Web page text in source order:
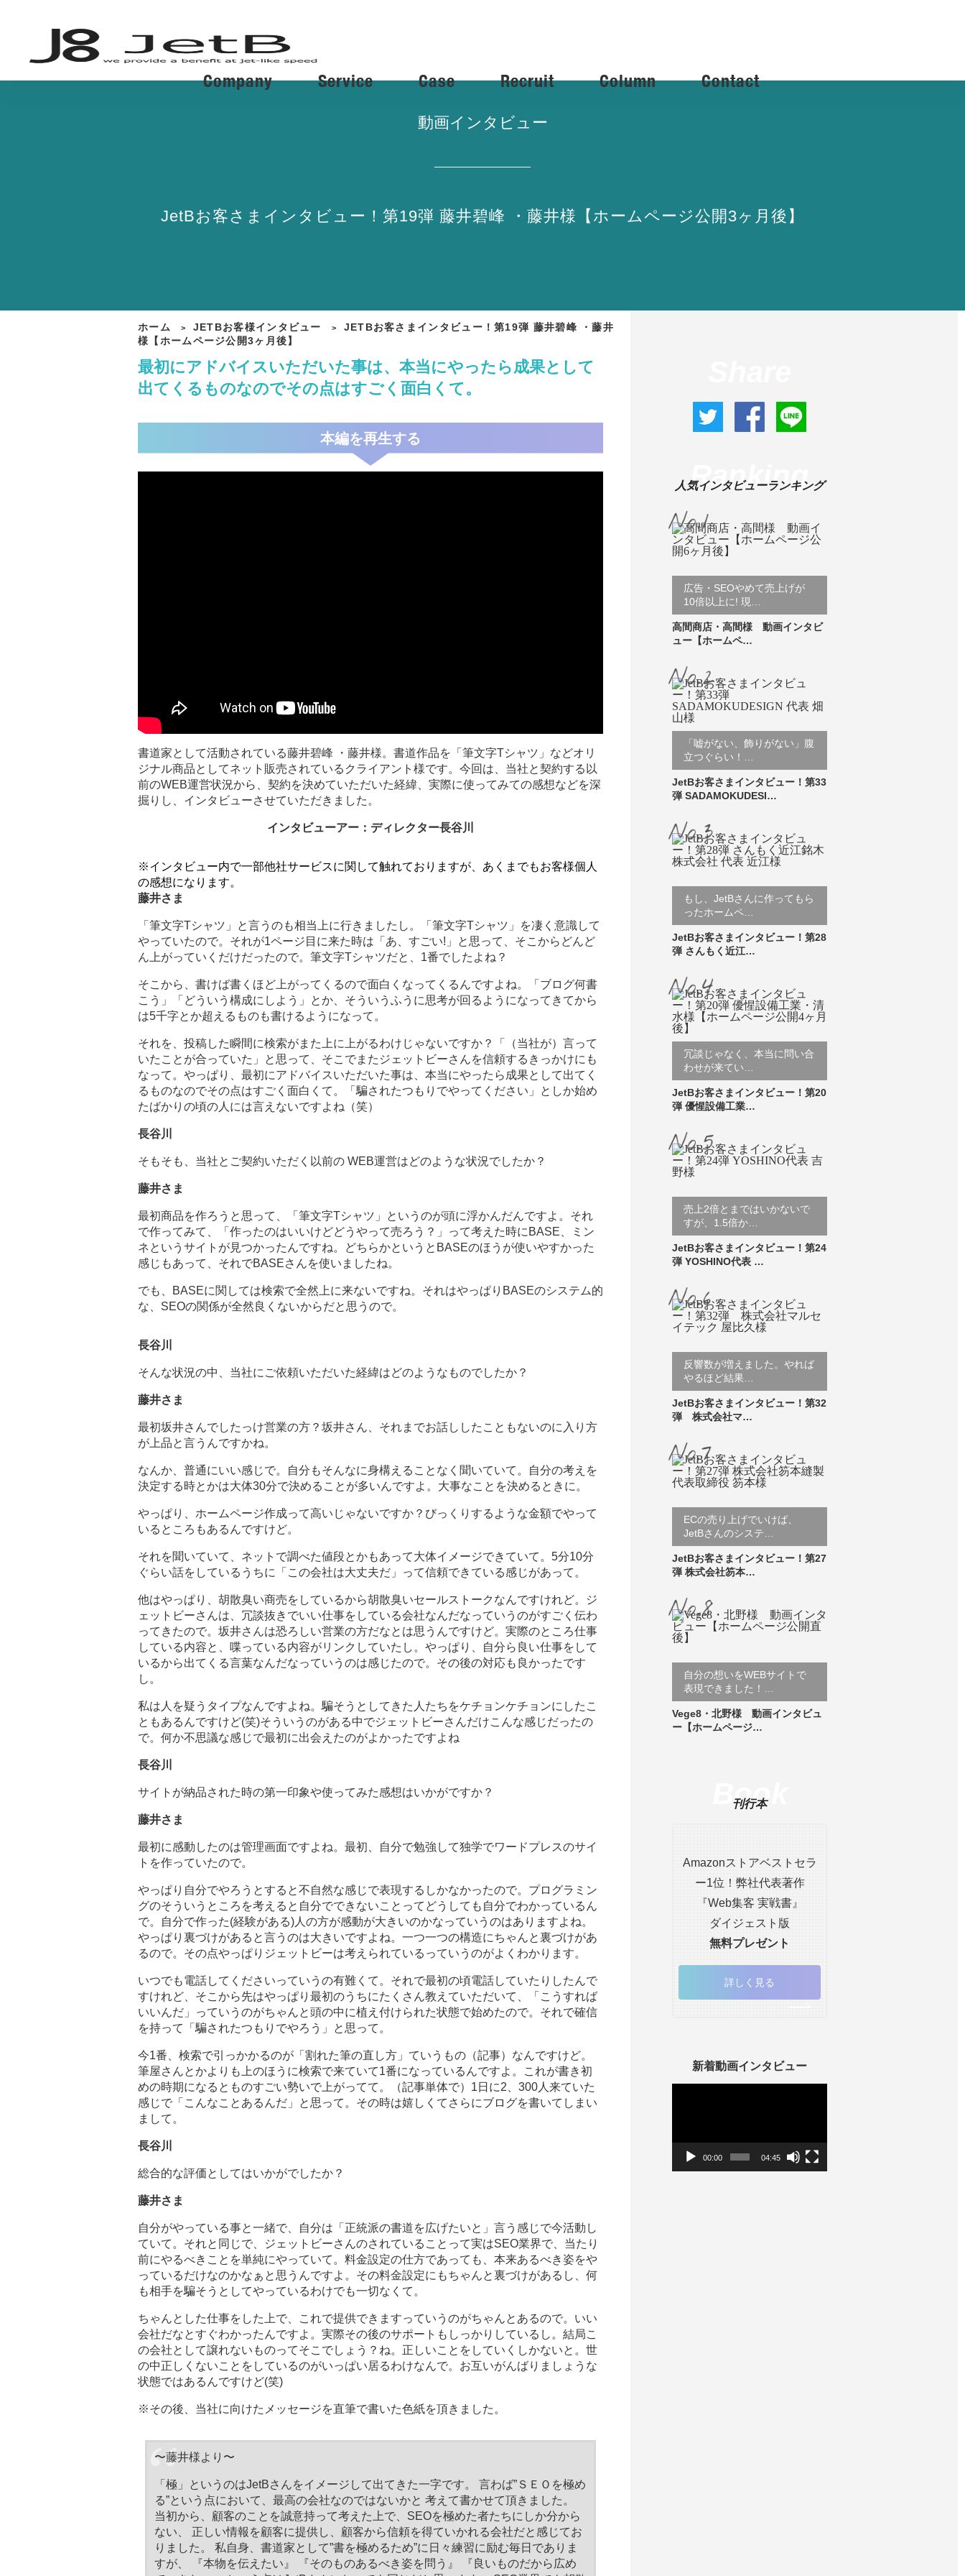
Company Service Case Recruit Column Contact
JetBお客さまインタビュー！第19弾 藤井碧峰 ・藤井様【ホームページ公開3ヶ月後】
動画インタビュー
ホーム > JETBお客様インタビュー >
JETBお客さまインタビュー！第19弾 藤井碧峰 ・藤井
様【ホームページ公開3ヶ月後】
最初にアドバイスいただいた事は、本当にやったら成果として
出てくるものなのでその点はすごく面白くて。
本編を再生する
書道家として活動されている藤井碧峰 ・藤井様。書道作品を「筆文字Tシャツ」などオリ
ジナル商品としてネット販売されているクライアント様です。今回は、当社と契約する以
前のWEB運営状況から、契約を決めていただいた経緯、実際に使ってみての感想などを深
掘りし、インタビューさせていただきました。
インタビューアー：ディレクター長谷川
※インタビュー内で一部他社サービスに関して触れておりますが、あくまでもお客様個人
の感想になります。
藤井さま
「筆文字Tシャツ」と言うのも相当上に行きましたし。「筆文字Tシャツ」を凄く意識して
やっていたので。それが1ページ目に来た時は「あ、すごい!」と思って、そこからどんど
ん上がっていくだけだったので。筆文字Tシャツだと、1番でしたよね？
そこから、書けば書くほど上がってくるので面白くなってくるんですよね。「ブログ何書
こう」「どういう構成にしよう」とか、そういうふうに思考が回るようになってきてから
は5千字とか超えるものも書けるようになって。
それを、投稿した瞬間に検索がまた上に上がるわけじゃないですか？「（当社が）言って
いたことが合っていた」と思って、そこでまたジェットビーさんを信頼するきっかけにも
なって。やっぱり、最初にアドバイスいただいた事は、本当にやったら成果として出てく
るものなのでその点はすごく面白くて。「騙されたつもりでやってください」としか始め
たばかりの頃の人には言えないですよね（笑）
長谷川
そもそも、当社とご契約いただく以前の WEB運営はどのような状況でしたか？
藤井さま
最初商品を作ろうと思って、「筆文字Tシャツ」というのが頭に浮かんだんですよ。それ
で作ってみて、「作ったのはいいけどどうやって売ろう？」って考えた時にBASE、ミン
ネというサイトが見つかったんですね。どちらかというとBASEのほうが使いやすかった
感じもあって、それでBASEさんを使いましたね。
でも、BASEに関しては検索で全然上に来ないですね。それはやっぱりBASEのシステム的
な、SEOの関係が全然良くないからだと思うので。
長谷川
そんな状況の中、当社にご依頼いただいた経緯はどのようなものでしたか？
藤井さま
最初坂井さんでしたっけ営業の方？坂井さん、それまでお話ししたこともないのに入り方
が上品と言うんですかね。
なんか、普通にいい感じで。自分もそんなに身構えることなく聞いていて。自分の考えを
決定する時とかは大体30分で決めることが多いんですよ。大事なことを決めるときに。
やっぱり、ホームページ作成って高いじゃないですか？びっくりするような金額でやって
いるところもあるんですけど。
それを聞いていて、ネットで調べた値段とかもあって大体イメージできていて。5分10分
ぐらい話をしているうちに「この会社は大丈夫だ」って信頼できている感じがあって。
他はやっぱり、胡散臭い商売をしているから胡散臭いセールストークなんですけれど。ジ
ェットビーさんは、冗談抜きでいい仕事をしている会社なんだなっていうのがすごく伝わ
ってきたので。坂井さんは恐ろしい営業の方だなとは思うんですけど。実際のところ仕事
している内容と、喋っている内容がリンクしていたし。やっぱり、自分ら良い仕事をして
いるから出てくる言葉なんだなっていうのは感じたので。その後の対応も良かったです
し。
私は人を疑うタイプなんですよね。騙そうとしてきた人たちをケチョンケチョンにしたこ
ともあるんですけど(笑)そういうのがある中でジェットビーさんだけこんな感じだったの
で。何か不思議な感じで最初に出会えたのがよかったですよね
長谷川
サイトが納品された時の第一印象や使ってみた感想はいかがですか？
藤井さま
最初に感動したのは管理画面ですよね。最初、自分で勉強して独学でワードプレスのサイ
トを作っていたので。
やっぱり自分でやろうとすると不自然な感じで表現するしかなかったので。プログラミン
グのそういうところを考えると自分でできないことってどうしても自分でわかっているん
で。自分で作った(経験がある)人の方が感動が大きいのかなっていうのはありますよね。
やっぱり裏づけがあると言うのは大きいですよね。一つ一つの構造にちゃんと裏づけがあ
るので。その点やっぱりジェットビーは考えられているっていうのがよくわかります。
いつでも電話してくださいっていうの有難くて。それで最初の頃電話していたりしたんで
すけれど、そこから先はやっぱり最初のうちにたくさん教えていただいて、「こうすれば
いいんだ」っていうのがちゃんと頭の中に植え付けられた状態で始めたので。それで確信
を持って「騙されたつもりでやろう」と思って。
今1番、検索で引っかかるのが「割れた筆の直し方」ていうもの（記事）なんですけど。
筆屋さんとかよりも上のほうに検索で来ていて1番になっているんですよ。これが書き初
めの時期になるとものすごい勢いで上がってて。（記事単体で）1日に2、300人来ていた
感じで「こんなことあるんだ」と思って。その時は嬉しくてさらにブログを書いてしまい
まして。
長谷川
総合的な評価としてはいかがでしたか？
藤井さま
自分がやっている事と一緒で、自分は「正統派の書道を広げたいと」言う感じで今活動し
ていて。それと同じで、ジェットビーさんのされていることって実はSEO業界で、当たり
前にやるべきことを単純にやっていて。料金設定の仕方であっても、本来あるべき姿をや
っているだけなのかなぁと思うんですよ。その料金設定にもちゃんと裏づけがあるし、何
も相手を騙そうとしてやっているわけでも一切なくて。
ちゃんとした仕事をした上で、これで提供できますっていうのがちゃんとあるので。いい
会社だなとすぐわかったんですよ。実際その後のサポートもしっかりしているし。結局こ
の会社として譲れないものってそこでしょう？ね。正しいことをしていくしかないと。世
の中正しくないことをしているのがいっぱい居るわけなんで。お互いがんばりましょうな
状態ではあるんですけど(笑)
※その後、当社に向けたメッセージを直筆で書いた色紙を頂きました。
〜藤井様より〜
「極」というのはJetBさんをイメージして出てきた一字です。 言わば”ＳＥＯを極め
る”という点において、最高の会社なのではないかと 考えて書かせて頂きました。
当初から、顧客のことを誠意持って考えた上で、SEOを極めた者たちにしか分から
ない、 正しい情報を顧客に提供し、顧客から信頼を得ていかれる会社だと感じてお
りました。 私自身、書道家として”書を極めるため”に日々練習に励む毎日でありま
すが、 『本物を伝えたい』 『そのものあるべき姿を問う』 『良いものだから広め
人気インタビューランキング
Ranking
広告・SEOやめて売上げが
10倍以上に! 現…
高間商店・高間様 動画インタビ
ュー【ホームペ…
「嘘がない、飾りがない」腹
立つぐらい！…
JetBお客さまインタビュー！第33
弾 SADAMOKUDESI…
もし、JetBさんに作ってもら
ったホームペ…
JetBお客さまインタビュー！第28
弾 さんもく近江…
冗談じゃなく、本当に問い合
わせが来てい…
JetBお客さまインタビュー！第20
弾 優惺設備工業…
売上2倍とまではいかないで
すが、1.5倍か…
JetBお客さまインタビュー！第24
弾 YOSHINO代表 …
反響数が増えました。やれば
やるほど結果…
JetBお客さまインタビュー！第32
弾 株式会社マ…
ECの売り上げでいけば、
JetBさんのシステ…
JetBお客さまインタビュー！第27
弾 株式会社笏本…
自分の想いをWEBサイトで
表現できました！…
Vege8・北野様 動画インタビュ
ー【ホームページ…
刊行本
Book
Amazonストアベストセラ
ー1位！弊社代表著作
『Web集客 実戦書』
ダイジェスト版
無料プレゼント
詳しく見る
新着動画インタビュー
動
00:00 04:45